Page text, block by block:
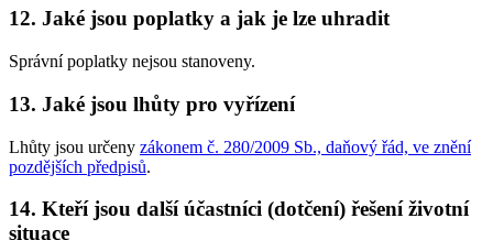
12. Jaké jsou poplatky a jak je lze uhradit
Správní poplatky nejsou stanoveny.
13. Jaké jsou lhůty pro vyřízení
Lhůty jsou určeny zákonem č. 280/2009 Sb., daňový řád, ve znění
pozdějších předpisů.
14. Kteří jsou další účastníci (dotčení) řešení životní
situace